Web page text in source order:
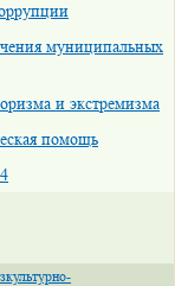
муниципальных
и экстремизма
помощь